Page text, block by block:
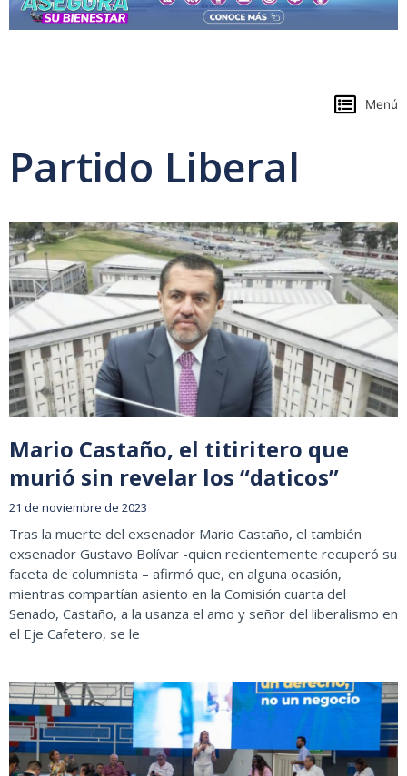
Menú
Partido Liberal
Mario Castaño, el titiritero que
murió sin revelar los “daticos”
21 de noviembre de 2023
Tras la muerte del exsenador Mario Castaño, el también
exsenador Gustavo Bolívar -quien recientemente recuperó su
faceta de columnista – afirmó que, en alguna ocasión,
mientras compartían asiento en la Comisión cuarta del
Senado, Castaño, a la usanza el amo y señor del liberalismo en
el Eje Cafetero, se le